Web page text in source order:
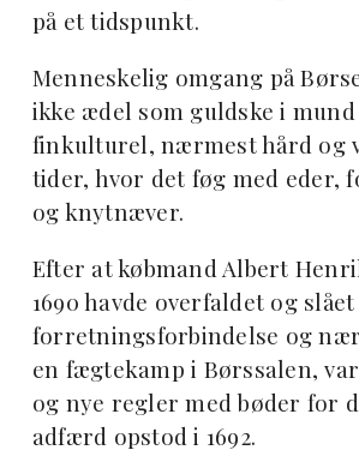
på et tidspunkt.
Menneskelig omgang på
ikke ædel som guldske i
finkulturel, nærmest hård og
tider, hvor det føg med eder,
og knytnæver.
Efter at købmand Albert
1690 havde overfaldet og
forretningsforbindelse og
en fægtekamp i Børssalen,
og nye regler med bøder for
adfærd opstod i 1692.